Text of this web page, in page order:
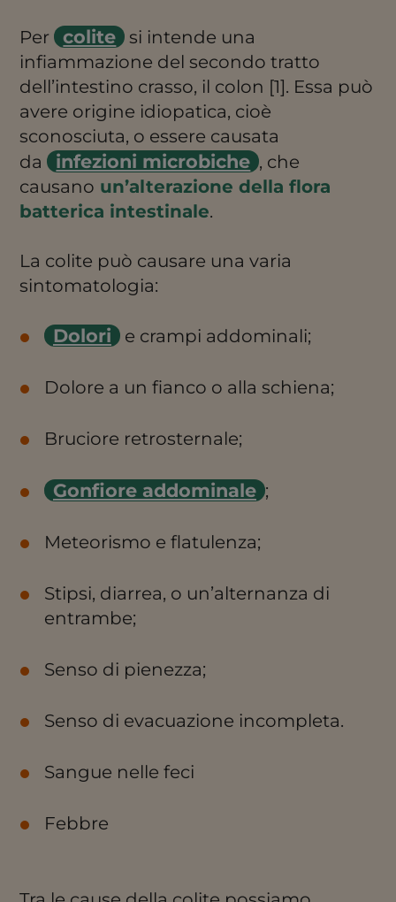
Per colite
si intende una
infiammazione del secondo tratto
dell’intestino crasso, il colon [1]. Essa può
avere origine idiopatica, cioè
sconosciuta, o essere causata
da infezioni microbiche , che
causano un’alterazione della flora
batterica intestinale.
La colite può causare una varia
sintomatologia:
Dolori e crampi addominali;
Dolore a un fianco o alla schiena;
Bruciore retrosternale;
Gonfiore addominale ;
Meteorismo e flatulenza;
Stipsi, diarrea, o un’alternanza di
entrambe;
Senso di pienezza;
Senso di evacuazione incompleta.
Sangue nelle feci
Febbre